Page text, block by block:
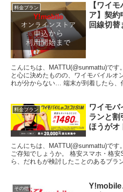
料金プラン
【ワイ
ア】契約
回線切替
こんにちは、MATTU(@sunmattu)です
と心に決めたものの、ワイモバイルオ
れが分からない… 端末が到着したら、
料金プラン
ワイモ
ランと割
ほうがオ
こんにちは、MATTU(@sunmattu)で
ご存知でしょうか。 格安スマホ・格
ら、だれもが検討したことのあるブラ
その他
Y!mobile